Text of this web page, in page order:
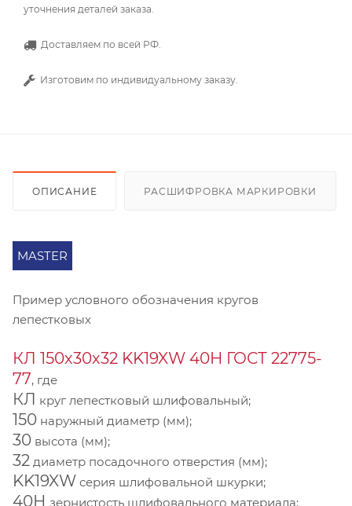
уточнения деталей заказа.
Доставляем по всей РФ.
Изготовим по индивидуальному заказу.
ОПИСАНИЕ РАСШИФРОВКА МАРКИРОВКИ
MASTER
Пример условного обозначения кругов
лепестковых
КЛ 150х30х32 KK19XW 40Н ГОСТ 22775-
77, где
КЛ круг лепестковый шлифовальный;
150 наружный диаметр (мм);
30 высота (мм);
32 диаметр посадочного отверстия (мм);
KK19XW серия шлифовальной шкурки;
40Н зернистость шлифовального материала;